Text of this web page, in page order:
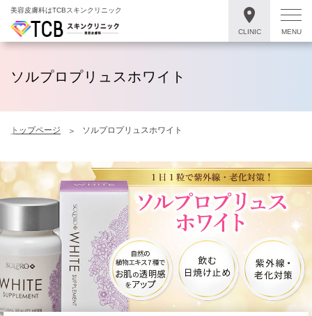
美容皮膚科はTCBスキンクリニック
ソルプロプリュスホワイト
トップページ ソルプロプリュスホワイト
CLINIC MENU